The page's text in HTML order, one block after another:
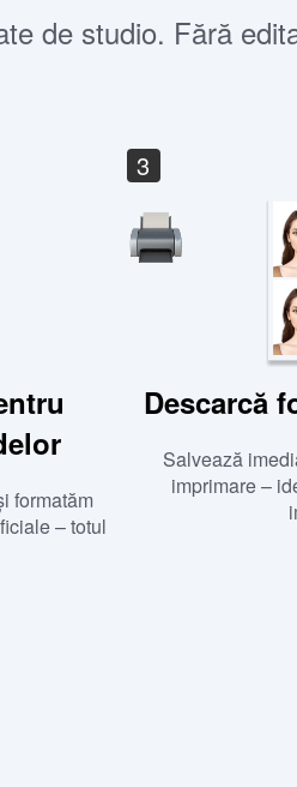
de studio. Fără
formatăm
– totul
3
Descarcă
Salvează
imprimare –